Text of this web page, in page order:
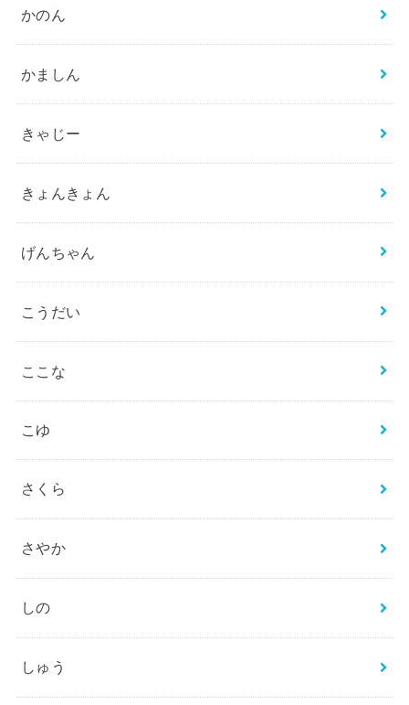
かのん
かましん
きゃじー
きょんきょん
げんちゃん
こうだい
ここな
こゆ
さくら
さやか
しの
しゅう